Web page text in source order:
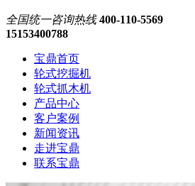
全国统一咨询热线 400-110-5569
15153400788
宝鼎首页
轮式挖掘机
轮式抓木机
产品中心
客户案例
新闻资讯
走进宝鼎
联系宝鼎